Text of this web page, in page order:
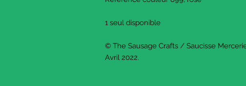
1 seul disponible
© The Sausage Crafts / Saucisse
Avril 2022.